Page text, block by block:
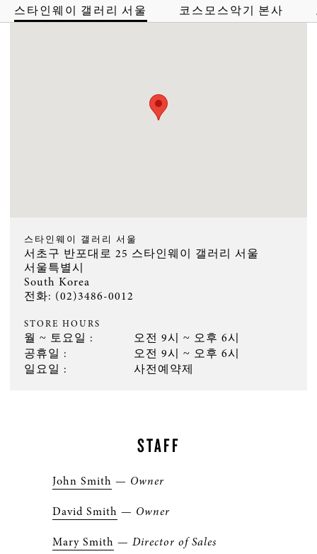
스타인웨이 갤러리 서울 코스모스악기 본사
스타인웨이 갤러리 서울
서초구 반포대로 25 스타인웨이 갤러리 서울
서울특별시
South Korea
전화: (02)3486-0012
STORE HOURS
월 ~ 토요일 :
오전 9시 ~ 오후 6시
공휴일 :
오전 9시 ~ 오후 6시
일요일 :
사전예약제
STAFF
John Smith — Owner
David Smith — Owner
Mary Smith — Director of Sales